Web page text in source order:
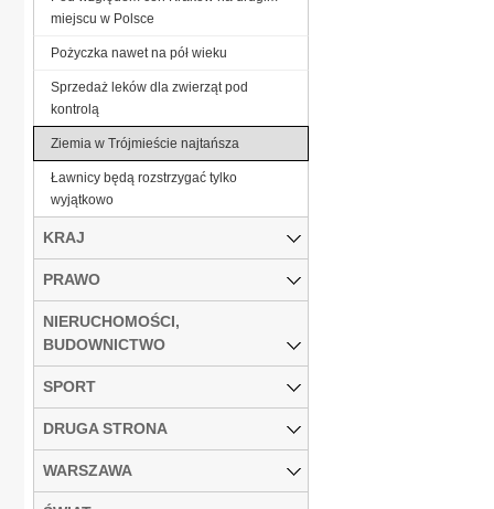
miejscu w Polsce
Pożyczka nawet na pół wieku
Sprzedaż leków dla zwierząt pod
kontrolą
Ziemia w Trójmieście najtańsza
Ławnicy będą rozstrzygać tylko
wyjątkowo
KRAJ
PRAWO
NIERUCHOMOŚCI,
BUDOWNICTWO
SPORT
DRUGA STRONA
WARSZAWA